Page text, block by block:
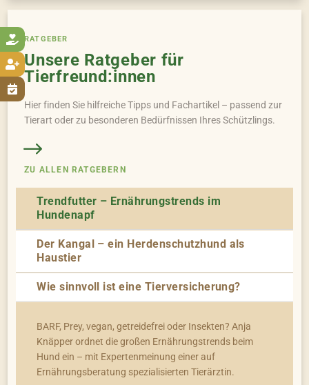



RATGEBER
Unsere Ratgeber für
Tierfreund:innen
Hier finden Sie hilfreiche Tipps und Fachartikel – passend zur
Tierart oder zu besonderen Bedürfnissen Ihres Schützlings.
ZU ALLEN RATGEBERN
Trendfutter – Ernährungstrends im
Hundenapf
Der Kangal – ein Herdenschutzhund als
Haustier
Wie sinnvoll ist eine Tierversicherung?
BARF, Prey, vegan, getreidefrei oder Insekten? Anja
Knäpper ordnet die großen Ernährungstrends beim
Hund ein – mit Expertenmeinung einer auf
Ernährungsberatung spezialisierten Tierärztin.